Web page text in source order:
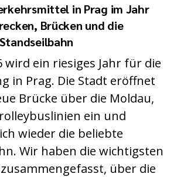
in Prag im Jahr
Brücken und die
wird ein riesiges Jahr für die
in Prag. Die Stadt eröffnet
Brücke über die Moldau,
ein und
wieder die beliebte
Wir haben die wichtigsten
über die